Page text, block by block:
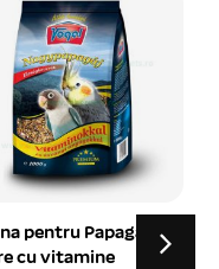
plastic
simplu 26-